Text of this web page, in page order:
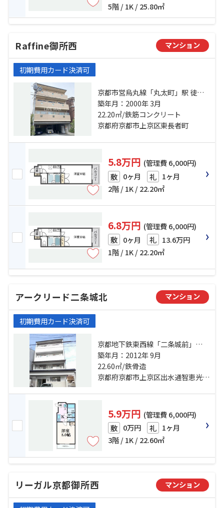
5階 / 1K / 25.80㎡
Raffine御所西 マンション
初期費用カード決済可
京都市営烏丸線「丸太町」駅 徒歩9
分 京都市営烏丸線「今出川」駅 徒
歩10分 京都地下鉄東西線「二条城
前」駅 徒歩21分
築年月：2000年 3月
22.20㎡/鉄筋コンクリート
京都府京都市上京区東長者町
5.8万円 (管理費 6,000円)
敷 0ヶ月 礼 1ヶ月
2階 / 1K / 22.20㎡
6.8万円 (管理費 6,000円)
敷 0ヶ月 礼 13.6万円
1階 / 1K / 22.20㎡
アークリード二条城北 マンション
初期費用カード決済可
京都地下鉄東西線「二条城前」
駅 徒歩20分 山陰本線「二条」駅 徒
歩20分 京都市営烏丸線「丸太町」
駅 徒歩21分
築年月：2012年 9月
22.60㎡/鉄骨造
京都府京都市上京区出水通智恵光院西入田村備前町
5.9万円 (管理費 6,000円)
敷 0万円 礼 1ヶ月
3階 / 1K / 22.60㎡
リーガル京都御所西 マンション